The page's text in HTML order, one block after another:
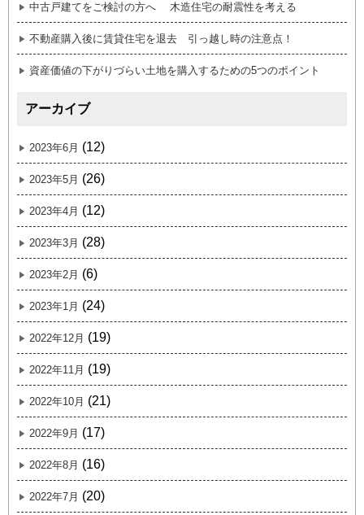
中古戸建てをご検討の方へ 木造住宅の耐震性を考える
不動産購入後に賃貸住宅を退去 引っ越し時の注意点！
資産価値の下がりづらい土地を購入するための5つのポイント
アーカイブ
2023年6月 (12)
2023年5月 (26)
2023年4月 (12)
2023年3月 (28)
2023年2月 (6)
2023年1月 (24)
2022年12月 (19)
2022年11月 (19)
2022年10月 (21)
2022年9月 (17)
2022年8月 (16)
2022年7月 (20)